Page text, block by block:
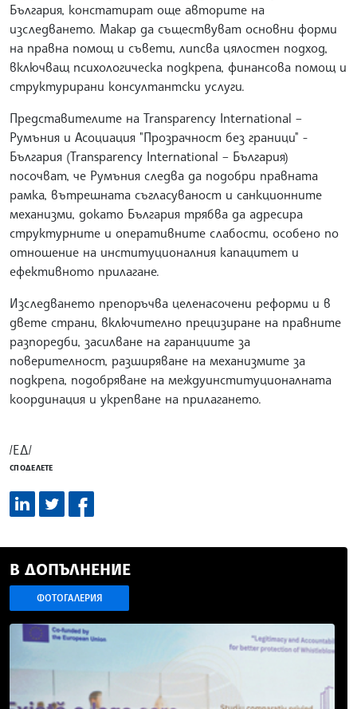
България, констатират още авторите на
изследването. Макар да съществуват основни форми
на правна помощ и съвети, липсва цялостен подход,
включващ психологическа подкрепа, финансова помощ и
структурирани консултантски услуги.
Представителите на Transparency International –
Румъния и Асоциация "Прозрачност без граници" -
България (Transparency International – България)
посочват, че Румъния следва да подобри правната
рамка, вътрешната съгласуваност и санкционните
механизми, докато България трябва да адресира
структурните и оперативните слабости, особено по
отношение на институционалния капацитет и
ефективното прилагане.
Изследването препоръчва целенасочени реформи и в
двете страни, включително прецизиране на правните
разпоредби, засилване на гаранциите за
поверителност, разширяване на механизмите за
подкрепа, подобряване на междуинституционалната
координация и укрепване на прилагането.
/ЕД/
СПОДЕЛЕТЕ
В ДОПЪЛНЕНИЕ
ФОТОГАЛЕРИЯ